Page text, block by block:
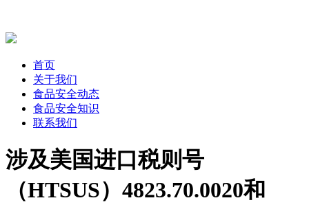
首页
关于我们
食品安全动态
食品安全知识
联系我们
涉及美国进口税则号
（HTSUS）4823.70.0020和